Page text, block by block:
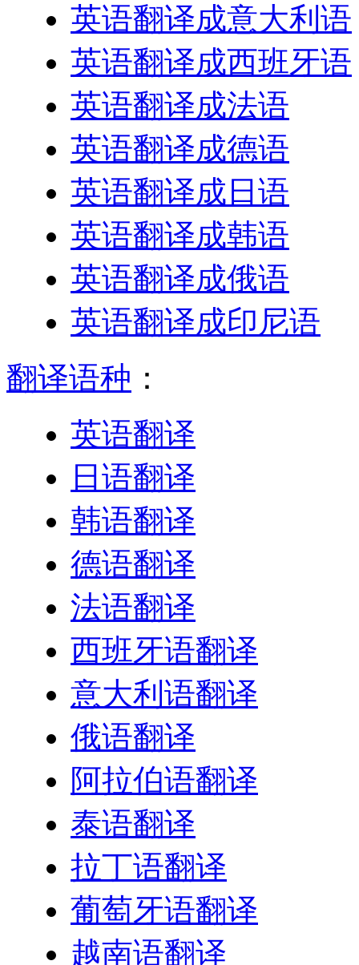
英语翻译成意大利语
英语翻译成西班牙语
英语翻译成法语
英语翻译成德语
英语翻译成日语
英语翻译成韩语
英语翻译成俄语
英语翻译成印尼语
翻译语种 ：
英语翻译
日语翻译
韩语翻译
德语翻译
法语翻译
西班牙语翻译
意大利语翻译
俄语翻译
阿拉伯语翻译
泰语翻译
拉丁语翻译
葡萄牙语翻译
越南语翻译